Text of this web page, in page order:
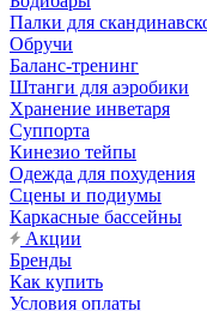
Палки для
Обручи
Баланс-тренинг
Штанги для аэробики
Хранение инветаря
Суппорта
Кинезио тейпы
Одежда для похудения
Сцены и подиумы
Каркасные бассейны
Акции
Бренды
Как купить
Условия оплаты